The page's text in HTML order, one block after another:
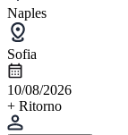
Naples
Sofia
10/08/2026
+ Ritorno